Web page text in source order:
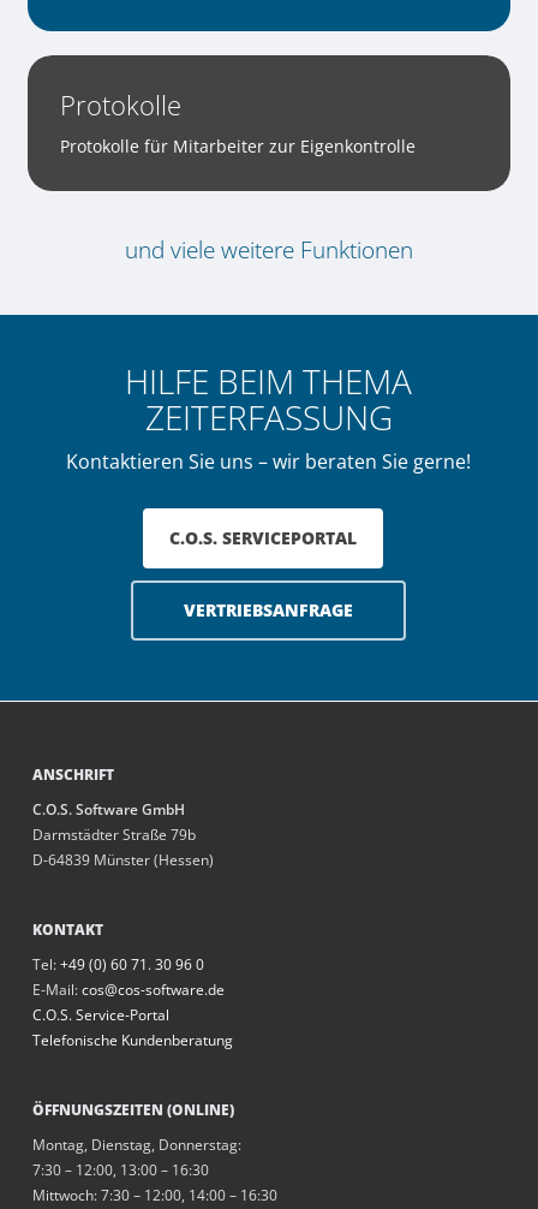
Protokolle
Protokolle für Mitarbeiter zur Eigenkontrolle
und viele weitere Funktionen
HILFE BEIM THEMA
ZEITERFASSUNG
Kontaktieren Sie uns – wir beraten Sie gerne!
C.O.S. SERVICEPORTAL
VERTRIEBSANFRAGE
ANSCHRIFT
C.O.S. Software GmbH
Darmstädter Straße 79b
D-64839 Münster (Hessen)
KONTAKT
Tel:+49 (0) 60 71. 30 96 0
E-Mail:cos@cos-software.de
C.O.S. Service-Portal
Telefonische Kundenberatung
ÖFFNUNGSZEITEN (ONLINE)
Montag, Dienstag, Donnerstag:
7:30 – 12:00, 13:00 – 16:30
Mittwoch: 7:30 – 12:00, 14:00 – 16:30